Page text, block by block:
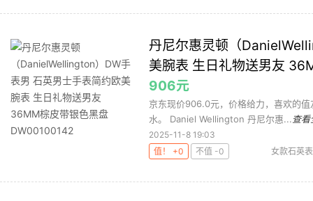
丹尼尔惠灵顿（
美腕表 生日礼物送男友
906元
京东现价906.0元，价格给力，喜欢的
水。 Daniel Wellington 丹尼尔惠... 查看
2025-11-8 19:03
值！ +0
不值 -0 女款石英表